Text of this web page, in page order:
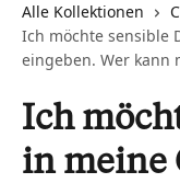
Alle Kollektionen
Ich möchte sensible
eingeben. Wer kann
Ich
in meine